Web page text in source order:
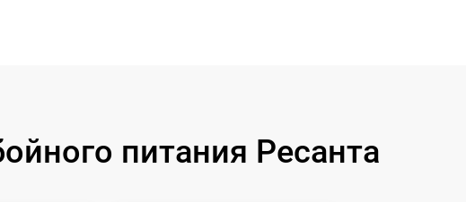
питания Ресанта